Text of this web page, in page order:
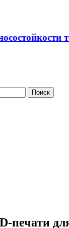
печати